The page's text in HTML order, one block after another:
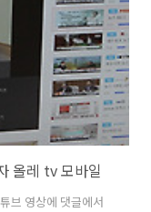
가..
올레 tv 모바일
브 영상에 댓글에서